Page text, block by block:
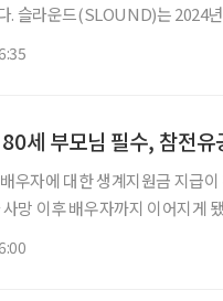
품 기부
세 부모님 필수, 참전유
우자에 대한 생계지원금 지급
망 이후 배우자까지 이어지게